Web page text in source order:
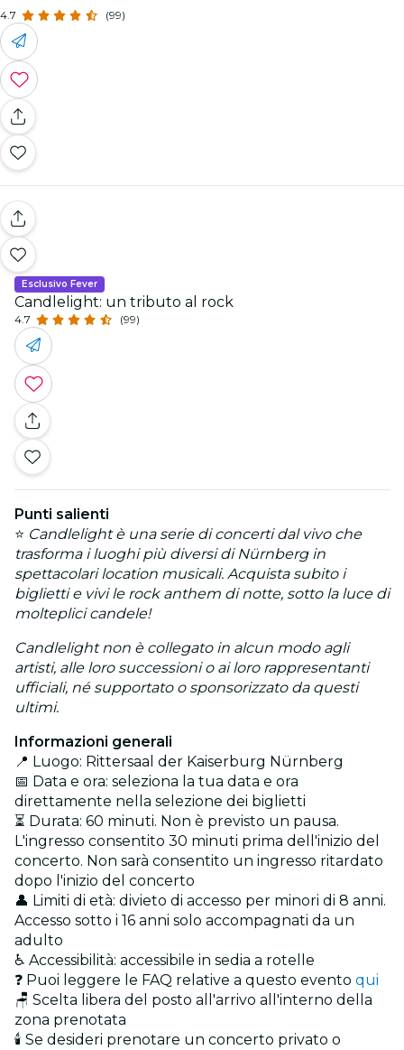
4.7 (99)
Esclusivo Fever
Candlelight: un tributo al rock
4.7 (99)
Punti salienti
⭐ Candlelight è una serie di concerti dal vivo che
trasforma i luoghi più diversi di Nürnberg in
spettacolari location musicali. Acquista subito i
biglietti e vivi le rock anthem di notte, sotto la luce di
molteplici candele!
Candlelight non è collegato in alcun modo agli
artisti, alle loro successioni o ai loro rappresentanti
ufficiali, né supportato o sponsorizzato da questi
ultimi.
Informazioni generali
📍 Luogo: Rittersaal der Kaiserburg Nürnberg
📅 Data e ora: seleziona la tua data e ora
direttamente nella selezione dei biglietti
⏳ Durata: 60 minuti. Non è previsto un pausa.
L'ingresso consentito 30 minuti prima dell'inizio del
concerto. Non sarà consentito un ingresso ritardato
dopo l'inizio del concerto
👤 Limiti di età: divieto di accesso per minori di 8 anni.
Accesso sotto i 16 anni solo accompagnati da un
adulto
♿ Accessibilità: accessibile in sedia a rotelle
❓ Puoi leggere le FAQ relative a questo evento qui
🪑 Scelta libera del posto all'arrivo all'interno della
zona prenotata
🕯️ Se desideri prenotare un concerto privato o